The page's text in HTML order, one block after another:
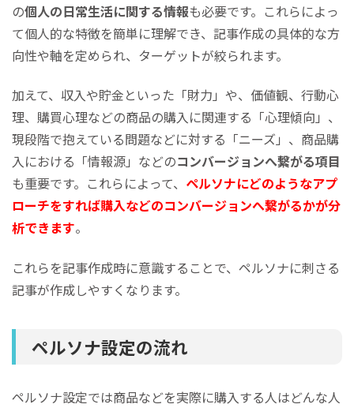
の個人の日常生活に関する情報も必要です。これらによっ
て個人的な特徴を簡単に理解でき、記事作成の具体的な方
向性や軸を定められ、ターゲットが絞られます。
加えて、収入や貯金といった「財力」や、価値観、行動心
理、購買心理などの商品の購入に関連する「心理傾向」、
現段階で抱えている問題などに対する「ニーズ」、商品購
入における「情報源」などのコンバージョンへ繋がる項目
も重要です。これらによって、 ペルソナにどのようなアプ
ローチをすれば購入などのコンバージョンへ繋がるかが分
析できます。
これらを記事作成時に意識することで、ペルソナに刺さる
記事が作成しやすくなります。
ペルソナ設定の流れ
ペルソナ設定では商品などを実際に購入する人はどんな人